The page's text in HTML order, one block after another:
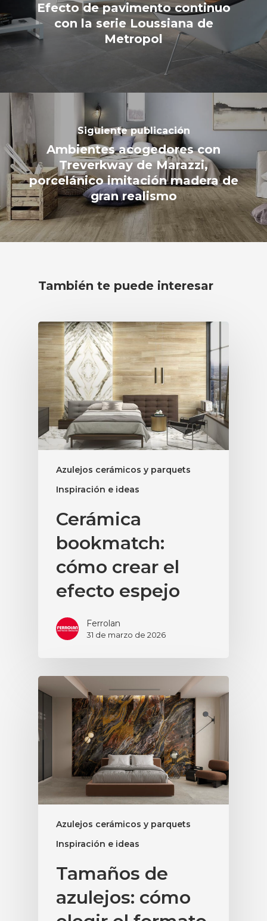
Efecto de pavimento continuo
con la serie Loussiana de
Metropol
Siguiente publicación
Ambientes acogedores con
Treverkway de Marazzi,
porcelánico imitación madera de
gran realismo
También te puede interesar
Azulejos cerámicos y parquets
Inspiración e ideas
Cerámica
bookmatch:
cómo crear el
efecto espejo
Ferrolan
31 de marzo de 2026
Azulejos cerámicos y parquets
Inspiración e ideas
Tamaños de
azulejos: cómo